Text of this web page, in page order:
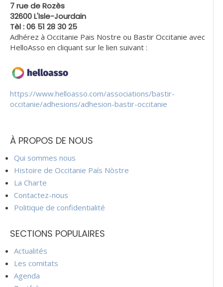
7 rue de Rozès
32600 L'Isle-Jourdain
Tèl : 06 51 28 30 25
Adhérez à Occitanie Pais Nostre ou Bastir Occitanie avec
HelloAsso en cliquant sur le lien suivant :
https://www.helloasso.com/associations/bastir-
occitanie/adhesions/adhesion-bastir-occitanie
À PROPOS DE NOUS
Qui sommes nous
Histoire de Occitanie País Nòstre
La Charte
Contactez-nous
Politique de confidentialité
SECTIONS POPULAIRES
Actualités
Les comitats
Agenda